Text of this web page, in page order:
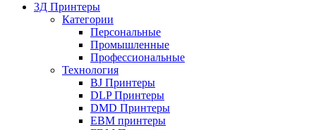
3Д Принтеры
Категории
Персональные
Промышленные
Профессиональные
Технология
BJ Принтеры
DLP Принтеры
DMD Принтеры
EBM принтеры